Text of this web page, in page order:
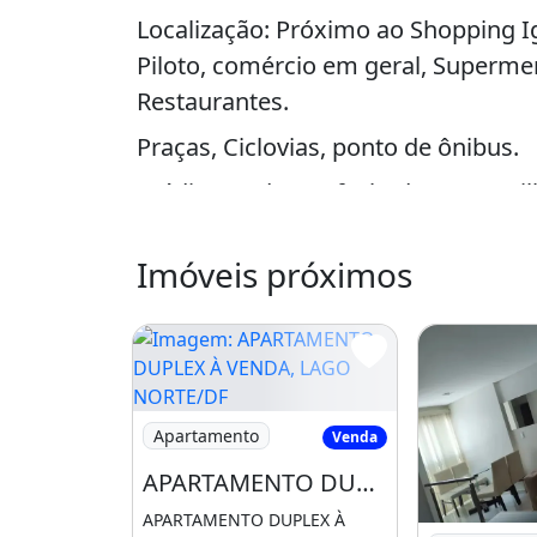
Localização: Próximo ao Shopping
Piloto, comércio em geral,
Restaurantes.
Praças, Ciclovias, ponto de ônibus.
Prédio: moderno, fachada em
convivência, fitiness, e Salão de
churrasqueira, controle de acesso
Interno de Tv, ambientes
Duplex:1º Pavimento: 1 quarto de
e banheiro. 2º Pavimento: Sala,
americana, área de serviço e
de garagem no subsolo.
Imóveis próximos
Imagem: APARTAMENTO DUPLEX À VENDA,
Apartamento Venda
APARTAMENTO DUPLEX À VENDA, LAGO NORTE/DF, REFORMADO E MOBILIADO
APARTAMENTO DUPLEX À